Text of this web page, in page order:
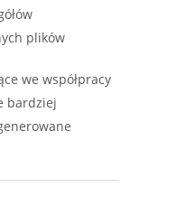
plików
we współpracy
bardziej